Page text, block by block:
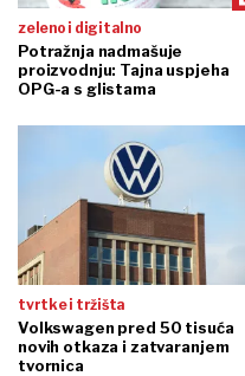
zeleno i digitalno
Potražnja nadmašuje
proizvodnju: Tajna uspjeha
OPG-a s glistama
tvrtke i tržišta
Volkswagen pred 50 tisuća
novih otkaza i zatvaranjem
tvornica